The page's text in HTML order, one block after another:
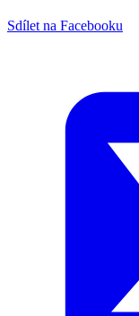
Sdílet na Facebooku